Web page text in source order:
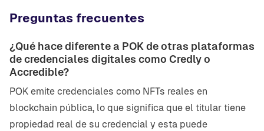
Preguntas frecuentes
¿Qué hace diferente a POK de otras plataformas
de credenciales digitales como Credly o
Accredible?
POK emite credenciales como NFTs reales en
blockchain pública, lo que significa que el titular tiene
propiedad real de su credencial y esta puede